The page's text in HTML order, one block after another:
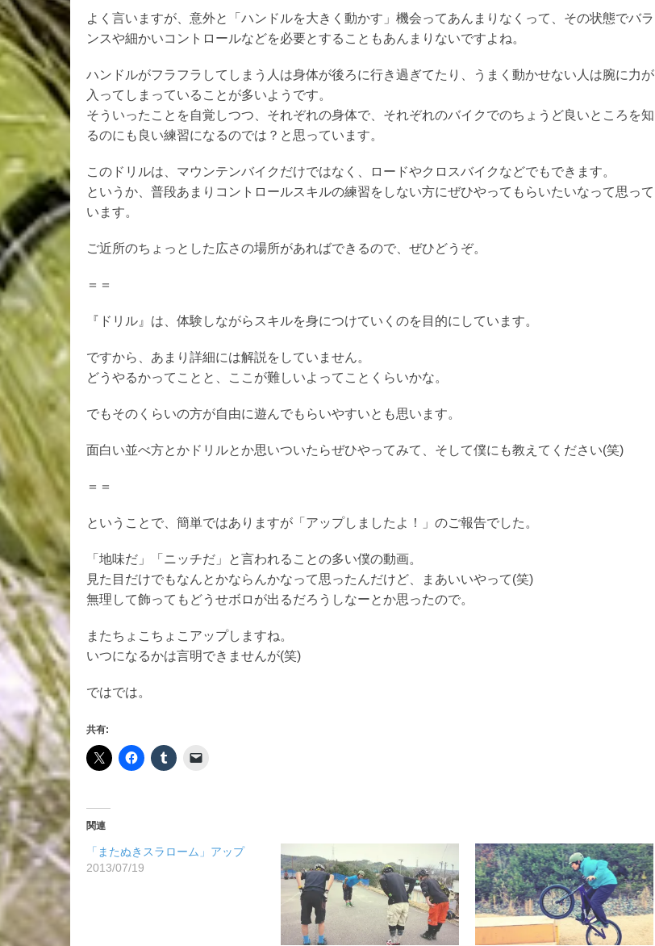
よく言いますが、意外と「ハンドルを大きく動かす」機会ってあんまりなくって、その状態でバラ
ンスや細かいコントロールなどを必要とすることもあんまりないですよね。
ハンドルがフラフラしてしまう人は身体が後ろに行き過ぎてたり、うまく動かせない人は腕に力が
入ってしまっていることが多いようです。
そういったことを自覚しつつ、それぞれの身体で、それぞれのバイクでのちょうど良いところを知
るのにも良い練習になるのでは？と思っています。
このドリルは、マウンテンバイクだけではなく、ロードやクロスバイクなどでもできます。
というか、普段あまりコントロールスキルの練習をしない方にぜひやってもらいたいなって思って
います。
ご近所のちょっとした広さの場所があればできるので、ぜひどうぞ。
＝＝
『ドリル』は、体験しながらスキルを身につけていくのを目的にしています。
ですから、あまり詳細には解説をしていません。
どうやるかってことと、ここが難しいよってことくらいかな。
でもそのくらいの方が自由に遊んでもらいやすいとも思います。
面白い並べ方とかドリルとか思いついたらぜひやってみて、そして僕にも教えてください(笑)
＝＝
ということで、簡単ではありますが「アップしましたよ！」のご報告でした。
「地味だ」「ニッチだ」と言われることの多い僕の動画。
見た目だけでもなんとかならんかなって思ったんだけど、まあいいやって(笑)
無理して飾ってもどうせボロが出るだろうしなーとか思ったので。
またちょこちょこアップしますね。
いつになるかは言明できませんが(笑)
ではでは。
共有:
関連
「またぬきスラローム」アップ
2013/07/19